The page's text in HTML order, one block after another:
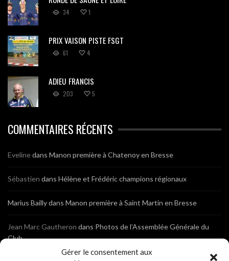
Gérer le consentement aux
34 1
PRIX VAISON PISTE FSGT
61 4
ADIEU FRANCIS
203 5
COMMENTAIRES RÉCENTS
Evelinedans Manon première à Chatenoy en Bresse
Sébastien dans Hélène et Frédéric champions régionaux
Marius Baillydans Manon première à Saint Martin en Bresse
Jean Marc Gautheron dans Photos de l’Assemblée Générale du
Club